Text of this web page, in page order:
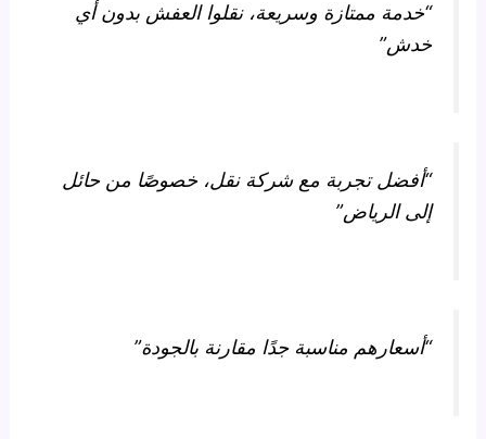
“خدمة ممتازة وسريعة، نقلوا العفش بدون أي
خدش”
“أفضل تجربة مع شركة نقل، خصوصًا من حائل
إلى الرياض”
“أسعارهم مناسبة جدًا مقارنة بالجودة”